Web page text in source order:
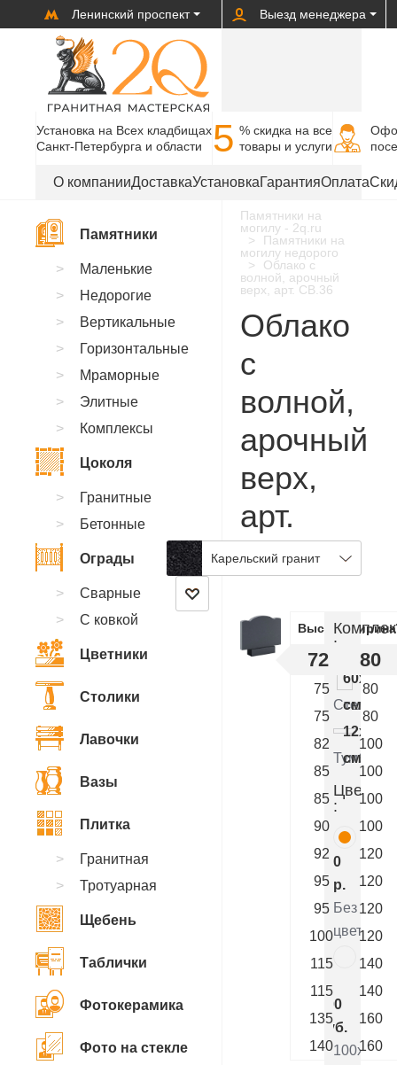
Ленинский проспект Выезд менеджера
Установка на Всех кладбищах
Санкт-Петербурга и области
5 % cкидка на все
товары и услуги
О компанииДоставкаУстановкаГарантияОплата
Памятники на
могилу - 2q.ru
Памятники на
могилу недорого
Облако с
волной, арочный
верх, арт. CB.36
Облако
с
волной,
арочный
верх,
арт.
CB.36
Карельский гранит
ВысотаШирина
72 80
75
80
75
80
82
100
85
100
85
100
90
100
92
120
95
120
95
120
100
120
115
140
115
140
135
160
140
160
:
Стелла
см.
Тумба
см.
Цветник
:
0
р.
Без
цветника
200
руб.
100x50x5
Памятники
Маленькие
Недорогие
Вертикальные
Горизонтальные
Мраморные
Элитные
Комплексы
Цоколя
Гранитные
Бетонные
Ограды
Сварные
С ковкой
Цветники
Столики
Лавочки
Вазы
Плитка
Гранитная
Тротуарная
Щебень
Таблички
Фотокерамика
Фото на стекле